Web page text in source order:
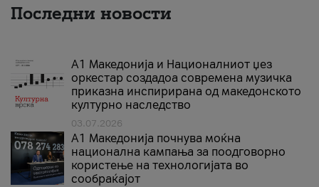
Последни новости
А1 Македонија и Националниот џез
оркестар создадоа современа музичка
приказна инспирирана од македонското
културно наследство
03.07.2026
A1 Македонија почнува моќна
национална кампања за поодговорно
користење на технологијата во
сообраќајот